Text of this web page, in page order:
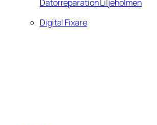
Datorreparation Liljeholmen
Digital Fixare